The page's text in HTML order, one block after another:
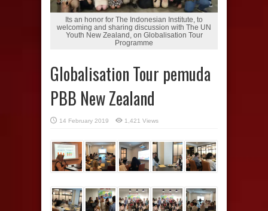
Its an honor for The Indonesian Institute, to
welcoming and sharing discussion with The UN
Youth New Zealand, on Globalisation Tour
Programme
Globalisation Tour pemuda
PBB New Zealand
14 February 2019 1,421 Views